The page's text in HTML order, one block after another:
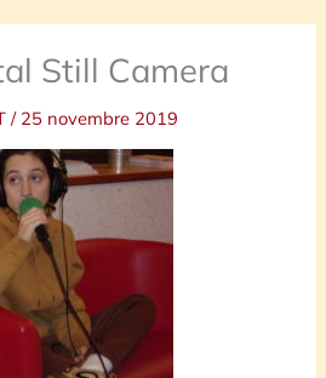
Still Camera
/ 25 novembre 2019